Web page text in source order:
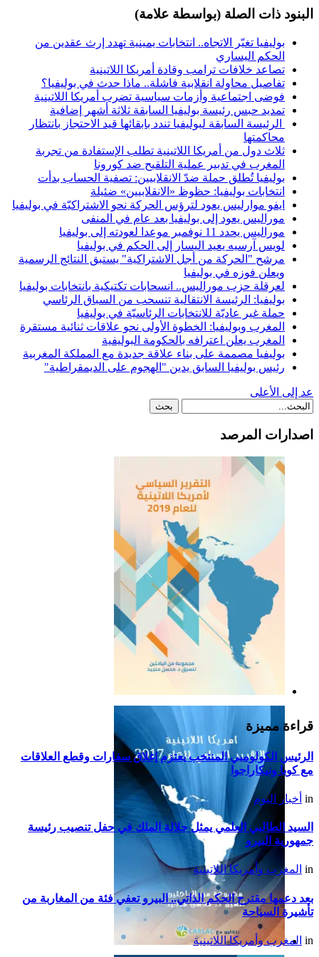
البنود ذات الصلة (بواسطة علامة)
بوليفيا تغيّر الاتجاه.. انتخابات يمينية تهدد إرث عقدين من
الحكم اليساري
تصاعد خلافات ترامب وقادة أمريكا اللاتينية
تفاصيل محاولة انقلابية فاشلة.. ماذا حدث في بوليفيا؟
فوضى اجتماعية وأزمات سياسية تضرب أمريكا اللاتينية
تمديد حبس رئيسة بوليفيا السابقة ثلاثة أشهر إضافية
الرئيسة السابقة لبوليفيا تندد بابقائها قيد الاحتجاز بانتظار
محاكمتها
ثلاث دول من أمريكا اللاتينية تطلب الإستفادة من تجربة
المغرب في تدبير عملية التلقيح ضد كورونا
بوليفيا تُطلق حملة ضدّ الانقلابيين: تصفية الحساب بدأت
انتخابات بوليفيا: حظوظ «الانقلابيين» ضئيلة
ايفو موارليس يعود لترؤس الحركة نحو الاشتراكيّة في بوليفيا
موراليس يعود إلى بوليفيا بعد عام في المنفى
موراليس يحدد 11 نوفمبر موعدا لعودته إلى بوليفيا
لويس آرسيه يعيد اليسار إلى الحكم في بوليفيا
مرشح "الحركة من أجل الاشتراكية" يستبق النتائج الرسمية
ويعلن فوزه في بوليفيا
لعرقلة حزب موراليس.. انسحابات تكتيكية بانتخابات بوليفيا
بوليفيا: الرئيسة الانتقالية تنسحب من السباق الرئاسي
حملة غير عاديّة للانتخابات الرئاسيّة في بوليفيا
المغرب وبوليفيا: الخطوة الأولى نحو علاقات ثنائية مستقرة
المغرب يعلن اعترافه بالحكومة البوليفية
بوليفيا مصممة على بناء علاقة جديدة مع المملكة المغربية
رئيس بوليفيا السابق يدين "الهجوم على الديمقراطية"
عد إلى الأعلى
اصدارات المرصد
التقرير السياسي لأمريكا
اللاتينية للعام 2019
قراءة مميزة
الرئيس الكولومبي المنتخب يعتزم إغلاق سفارات وقطع العلاقات
مع كوبا ونيكاراجوا
in أخبار اليوم
السيد الطالبي العلمي يمثل جلالة الملك في حفل تنصيب رئيسة
جمهورية البيرو
in المغرب وأمريكا اللاتينية
بعد دعمها مقترح الحكم الذاتي.. البيرو تعفي فئة من المغاربة من
تأشيرة السياحة
in المغرب وأمريكا اللاتينية